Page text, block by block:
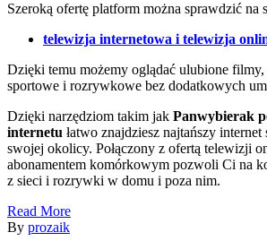
Szeroką ofertę platform można sprawdzić na
telewizja internetowa i telewizja
Dzięki temu możemy oglądać ulubione filmy,
sportowe i rozrywkowe bez dodatkowych
Dzięki narzędziom takim jak Panwybierak
internetu łatwo znajdziesz najtańszy
swojej okolicy. Połączony z ofertą telewizji
abonamentem komórkowym pozwoli Ci na
z sieci i rozrywki w domu i poza nim.
Read More
By prozaik